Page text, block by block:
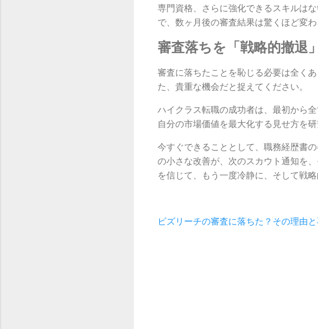
専門資格、さらに強化できるスキルは
で、数ヶ月後の審査結果は驚くほど変わ
審査落ちを「戦略的撤退
審査に落ちたことを恥じる必要は全く
た、貴重な機会だと捉えてください。
ハイクラス転職の成功者は、最初から
自分の市場価値を最大化する見せ方を
今すぐできることとして、職務経歴書
の小さな改善が、次のスカウト通知を
を信じて、もう一度冷静に、そして戦
ビズリーチの審査に落ちた？その理由